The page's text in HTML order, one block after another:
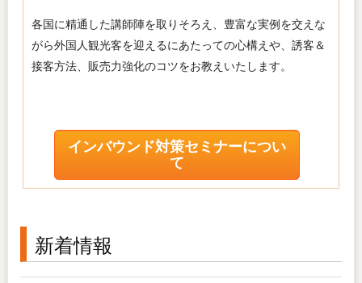
各国に精通した講師陣を取りそろえ、豊富な実例を交えな
がら外国人観光客を迎えるにあたっての心構えや、誘客＆
接客方法、販売力強化のコツをお教えいたします。
インバウンド対策セミナーについ
て
新着情報